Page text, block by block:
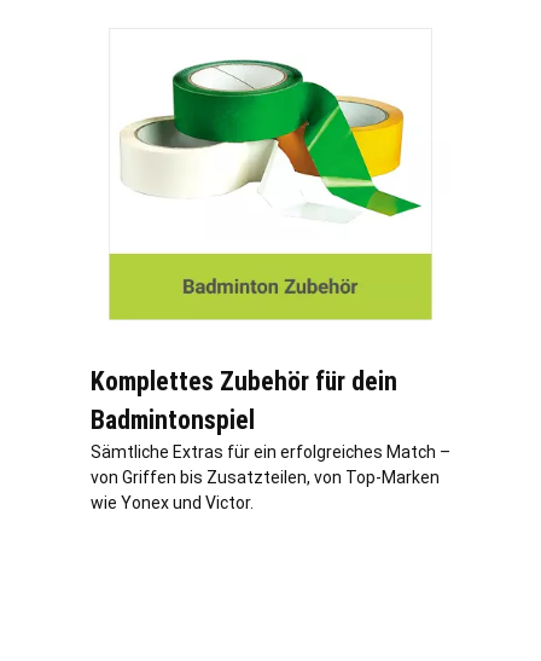
Komplettes Zubehör für dein
Badmintonspiel
Sämtliche Extras für ein erfolgreiches Match –
von Griffen bis Zusatzteilen, von Top-Marken
wie Yonex und Victor.